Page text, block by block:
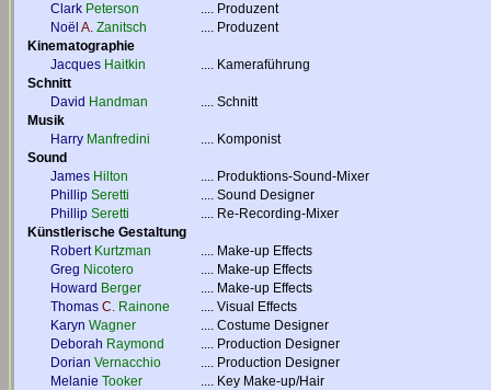
Clark Peterson .... Produzent
Noël A. Zanitsch .... Produzent
Kinematographie
Jacques Haitkin .... Kameraführung
Schnitt
David Handman .... Schnitt
Musik
Harry Manfredini .... Komponist
Sound
James Hilton .... Produktions-Sound-Mixer
Phillip Seretti .... Sound Designer
Phillip Seretti .... Re-Recording-Mixer
Künstlerische Gestaltung
Robert Kurtzman .... Make-up Effects
Greg Nicotero .... Make-up Effects
Howard Berger .... Make-up Effects
Thomas C. Rainone .... Visual Effects
Karyn Wagner .... Costume Designer
Deborah Raymond .... Production Designer
Dorian Vernacchio .... Production Designer
Melanie Tooker .... Key Make-up/Hair